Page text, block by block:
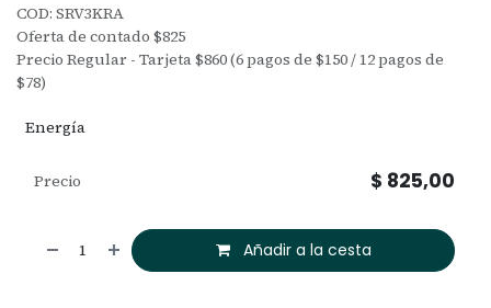
COD: SRV3KRA
Oferta de contado $825
Precio Regular - Tarjeta $860 (6 pagos de $150 / 12 pagos de
$78)
Energía
Añadir a la cesta
Precio $ 825,00